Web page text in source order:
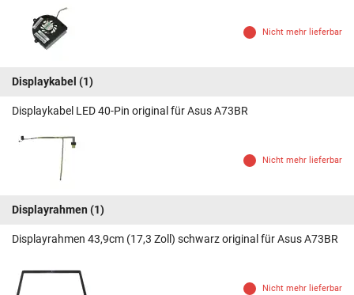
Nicht mehr lieferbar
Displaykabel (1)
Displaykabel LED 40-Pin original für Asus A73BR
Nicht mehr lieferbar
Displayrahmen (1)
Displayrahmen 43,9cm (17,3 Zoll) schwarz original für Asus A73BR
Nicht mehr lieferbar